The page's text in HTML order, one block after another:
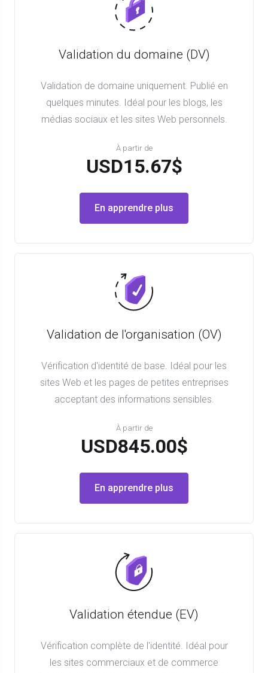
Validation du domaine (DV)
Validation de domaine uniquement. Publié en
quelques minutes. Idéal pour les blogs, les
médias sociaux et les sites Web personnels.
À partir de
USD15.67$
En apprendre plus
Validation de l'organisation (OV)
Vérification d'identité de base. Idéal pour les
sites Web et les pages de petites entreprises
acceptant des informations sensibles.
À partir de
USD845.00$
En apprendre plus
Validation étendue (EV)
Vérification complète de l'identité. Idéal pour
les sites commerciaux et de commerce